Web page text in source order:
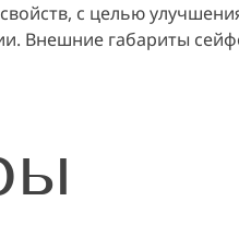
с целью
Внешние габариты